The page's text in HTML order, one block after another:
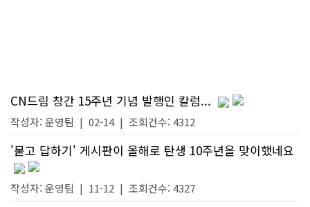
CN드림 창간 15주년 기념 발행인 칼럼...
작성자: 운영팀 | 02-14 | 조회건수: 4312
'묻고 답하기' 게시판이 올해로 탄생 10주년을 맞이했네요
작성자: 운영팀 | 11-12 | 조회건수: 4327